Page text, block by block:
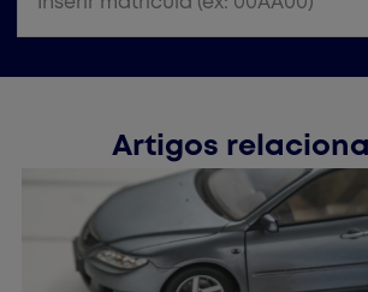
Inserir matrícula (ex: 00AA00)
Artigos